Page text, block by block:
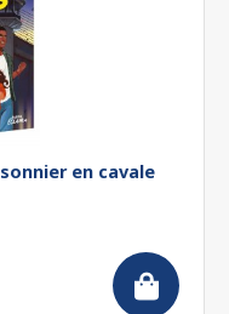
en cavale